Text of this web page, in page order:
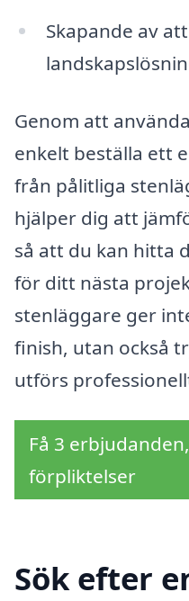
Skapande av
Genom att
enkelt beställa ett
från pålitliga
hjälper dig att
så att du kan hitta
för ditt nästa
stenläggare ger
finish, utan också
utförs
Få 3
förpliktelser
Sök efter